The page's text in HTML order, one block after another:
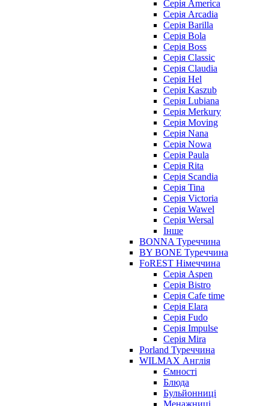
Серія America
Серія Arcadia
Серія Barilla
Серія Bola
Серія Boss
Серія Classic
Серія Claudia
Серія Hel
Серія Kaszub
Серія Lubiana
Серія Merkury
Серія Moving
Серія Nana
Серія Nowa
Серія Paula
Серія Rita
Серія Scandia
Серія Tina
Серія Victoria
Серія Wawel
Серія Wersal
Інше
BONNA Туреччина
BY BONE Туреччина
FoREST Німеччина
Серія Aspen
Серія Bistro
Серія Cafe time
Серія Elara
Серія Fudo
Серія Impulse
Серія Mira
Porland Туреччина
WILMAX Англія
Ємності
Блюда
Бульйонниці
Менажниці